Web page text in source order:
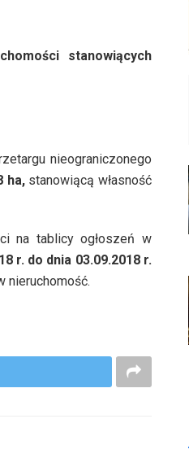
stanowiących
nieograniczonego
ha, stanowiącą własność
na tablicy ogłoszeń w
r. do dnia 03.09.2018 r.
nieruchomość.